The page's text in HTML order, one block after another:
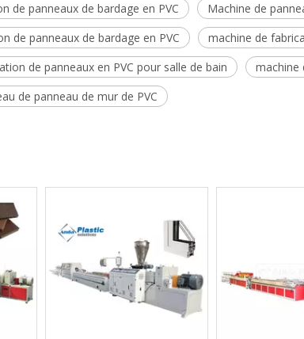
de panneaux de bardage en PVC
Machine de
de panneaux de bardage en PVC
machine de
de panneaux en PVC pour salle de bain
machine
de panneau de mur de PVC